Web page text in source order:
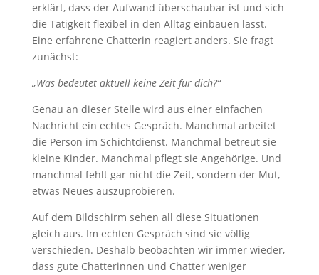
erklärt, dass der Aufwand überschaubar ist und sich
die Tätigkeit flexibel in den Alltag einbauen lässt.
Eine erfahrene Chatterin reagiert anders. Sie fragt
zunächst:
„Was bedeutet aktuell keine Zeit für dich?“
Genau an dieser Stelle wird aus einer einfachen
Nachricht ein echtes Gespräch. Manchmal arbeitet
die Person im Schichtdienst. Manchmal betreut sie
kleine Kinder. Manchmal pflegt sie Angehörige. Und
manchmal fehlt gar nicht die Zeit, sondern der Mut,
etwas Neues auszuprobieren.
Auf dem Bildschirm sehen all diese Situationen
gleich aus. Im echten Gespräch sind sie völlig
verschieden. Deshalb beobachten wir immer wieder,
dass gute Chatterinnen und Chatter weniger